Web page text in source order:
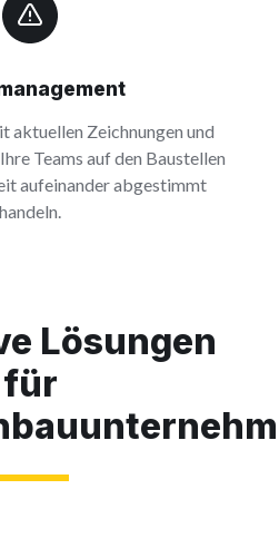
aktuellen Zeichnungen und
Teams auf den Baustellen
aufeinander abgestimmt
handeln.
Lösungen
für